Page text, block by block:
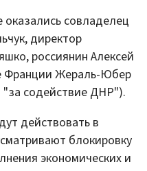
совладелец
директор
россиянин Алексей
Франции Жераль-Юбер
содействие ДНР").
действовать в
блокировку
экономических и